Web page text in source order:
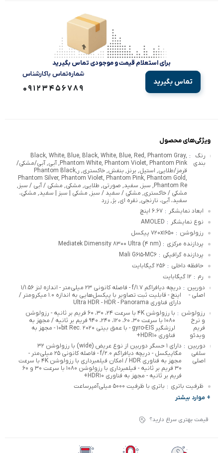
برای استعلام قیمت و موجودی تماس بگیرید
تماس بگیرید
شماره‌تماس‌ با‌کارشناس
09123456789
ویژگی‌های محصول
رنگ
بندی
:
Black, White, Blue, Black, White, Blue, Red, Phantom Gray,
Phantom White, Phantom Violet, Phantom Pink, آبی, آبی/مشکی/
قرمز/طلایی, استیل, برنز, بنفش, خاکستری, رPhantom Black,
Phantom Silver, Phantom Violet, Phantom Pink, Phantom Gold,
Phantom Re, سبز, سفید, صورتی, طلایی, مشکی, مشکی / آبی / سبز,
مشکی / خاکستری, مشکی / سفید / سبز, مشکی | سبز | سفید, مشکی،
سفید، آبی، نارنجی, نقره ای, بژ, زرد
ابعاد نمایشگر : ۶.۶۷ اینچ
نوع نمایشگر :
AMOLED
رزولوشن : ۷۲۰x۱۶۵۰ پیکسل
پردازنده مرکزی : Mediatek Dimensity ۸۳۰۰ Ultra (۴ nm)
پردازنده گرافیکی : Mali G۶۱۵-MC۶
حافظه داخلی : ۲۵۶ گیگابایت
رم : ۱۲ گیگابایت
دوربین
اصلی -
:
دریچه دیافراگم f/۱.۷ - فاصله کانونی ۲۳ میلی‌متر - اندازه لنز ۱/۱.۵۶
اینچ - قابلیت ثبت تصاویر با پیکسل‌هایی به اندازه ۱.۰ میکرومتر /
دارای فناوری Ultra HDR - HDR - Panorama
رزولوشن
و نرخ
فریم
ویدئو
:
با رزولوشن ۴K با سرعت ۲۴، ۳۰، ۶۰ فریم بر ثانیه - رزولوشن
۱۰۸۰ با سرعت ۳۰، ۶۰، ۱۲۰، ۲۴۰، ۹۴۰ فریم بر ثانیه / مجهز به
لرزشگیر gyro-EIS - با عمق بیتی ۱۰bit Rec. ۲۰۲۰ - مجهز به
فناوری HDR۱۰+
دوربین
سلفی
اصلی
:
دارای ۱ حسگر دوربین از نوع عریض (wide) با رزولوشن ۳۲
مگاپیکسل - دریچه دیافراگم f/۲.۰ - فاصله کانونی ۲۵ میلی‌متر -
مجهز به فناوری HDR / امکان فیلمبرداری با رزولوشن ۴K با سرعت
۳۰ فریم بر ثانیه - فیلمبرداری با رزولوشن ۱۰۸۰ با سرعت ۳۰ و ۶۰
فریم بر ثانیه - مجهز به فناوری HDR۱۰+
ظرفیت باتری : باتری با ظرفیت ۵۰۰۰ میلی‌آمپرساعت
+ موارد بیشتر
قیمت بهتری سراغ دارید؟